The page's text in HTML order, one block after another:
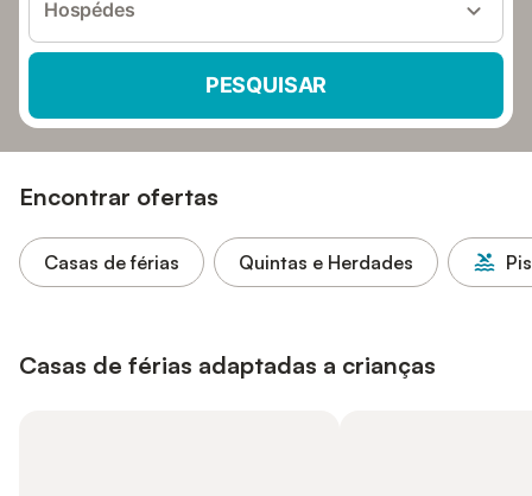
Hospédes
PESQUISAR
Encontrar ofertas
Casas de férias Quintas e Herdades
Casas de férias adaptadas a crianças